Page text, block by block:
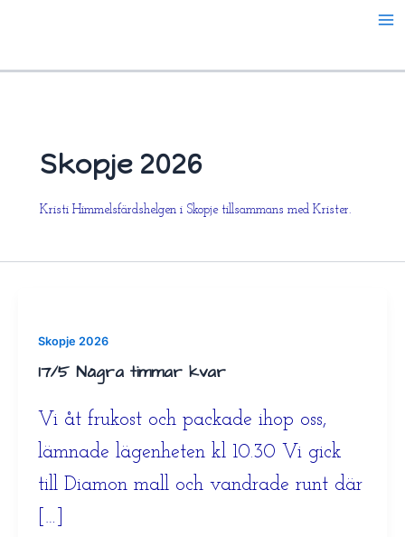
Skopje 2026
Kristi Himmelsfärdshelgen i Skopje tillsammans med Krister.
Skopje 2026
17/5 Några timmar kvar
Vi åt frukost och packade ihop oss,
lämnade lägenheten kl 10.30 Vi gick
till Diamon mall och vandrade runt där
[…]